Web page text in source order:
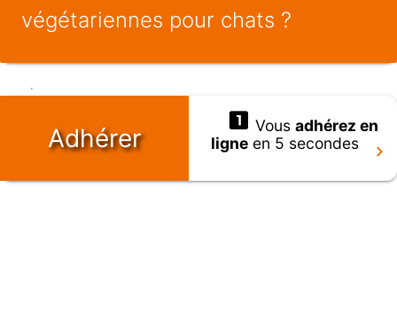
végétariennes pour chats ?
Adhérer Vousadhérez en
ligneen 5 secondes